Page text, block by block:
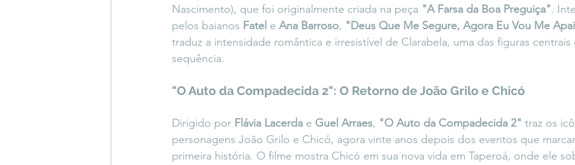
Nascimento), que foi originalmente criada na peça "A Farsa da Boa Preguiça".
pelos baianos Fatel e Ana Barroso, "Deus Que Me Segure, Agora Eu Vou Me
traduz a intensidade romântica e irresistível de Clarabela, uma das figuras centrais
sequência.
"O Auto da Compadecida 2": O Retorno de João Grilo e Chicó
Dirigido por Flávia Lacerda e Guel Arraes, "O Auto da Compadecida 2" traz os
personagens João Grilo e Chicó, agora vinte anos depois dos eventos que
primeira história. O filme mostra Chicó em sua nova vida em Taperoá, onde ele